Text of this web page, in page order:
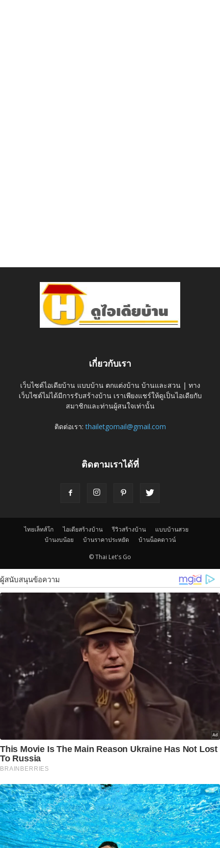
เกี่ยวกับเรา
เว็บไซต์ไอเดียบ้าน แบบบ้าน ตกแต่งบ้าน บ้านและสวน | ทาง
เว็บไซต์ไม่ได้มีการรับสร้างบ้าน เราเพียงแชร์ให้ดูเป็นไอเดียกับ
สมาชิกและท่านผู้สนใจเท่านั้น
ติดต่อเรา:thailetgomail@gmail.com
ติดตามเราได้ที่
ไทยเล็ทส์โก ไอเดียสร้างบ้าน รีวิวสร้างบ้าน
แบบบ้านสวย
บ้านงบน้อย
บ้านราคาประหยัด บ้านน็อคดาวน์
© Thai Let's Go